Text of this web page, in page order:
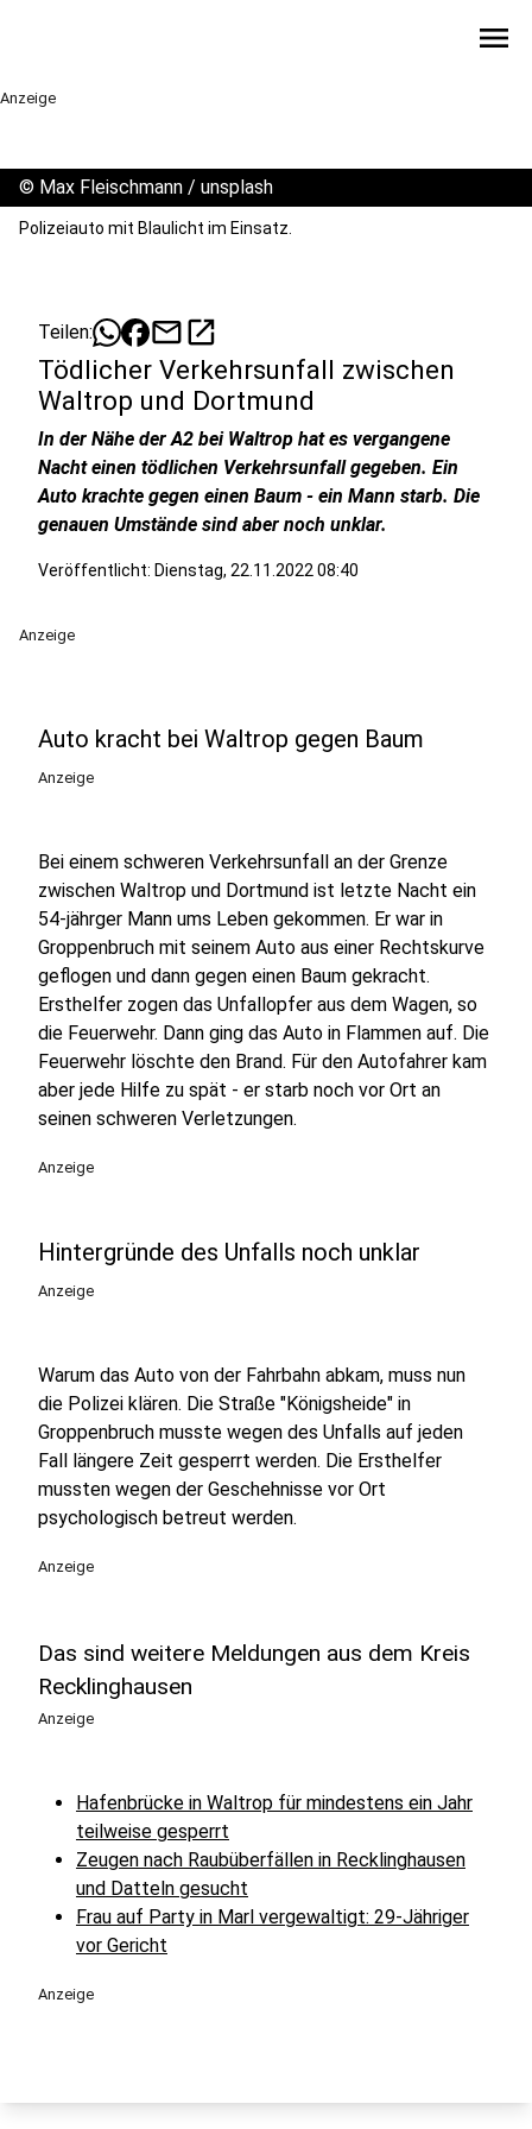
menu
Anzeige
© Max Fleischmann / unsplash
Polizeiauto mit Blaulicht im Einsatz.
Teilen: mailopen_in_new
Tödlicher Verkehrsunfall zwischen
Waltrop und Dortmund
In der Nähe der A2 bei Waltrop hat es vergangene
Nacht einen tödlichen Verkehrsunfall gegeben. Ein
Auto krachte gegen einen Baum - ein Mann starb. Die
genauen Umstände sind aber noch unklar.
Veröffentlicht: Dienstag, 22.11.2022 08:40
Anzeige
Auto kracht bei Waltrop gegen Baum
Anzeige
Bei einem schweren Verkehrsunfall an der Grenze
zwischen Waltrop und Dortmund ist letzte Nacht ein
54-jährger Mann ums Leben gekommen. Er war in
Groppenbruch mit seinem Auto aus einer Rechtskurve
geflogen und dann gegen einen Baum gekracht.
Ersthelfer zogen das Unfallopfer aus dem Wagen, so
die Feuerwehr. Dann ging das Auto in Flammen auf. Die
Feuerwehr löschte den Brand. Für den Autofahrer kam
aber jede Hilfe zu spät - er starb noch vor Ort an
seinen schweren Verletzungen.
Anzeige
Hintergründe des Unfalls noch unklar
Anzeige
Warum das Auto von der Fahrbahn abkam, muss nun
die Polizei klären. Die Straße "Königsheide" in
Groppenbruch musste wegen des Unfalls auf jeden
Fall längere Zeit gesperrt werden. Die Ersthelfer
mussten wegen der Geschehnisse vor Ort
psychologisch betreut werden.
Anzeige
Das sind weitere Meldungen aus dem Kreis
Recklinghausen
Anzeige
Hafenbrücke in Waltrop für mindestens ein Jahr
teilweise gesperrt
Zeugen nach Raubüberfällen in Recklinghausen
und Datteln gesucht
Frau auf Party in Marl vergewaltigt: 29-Jähriger
vor Gericht
Anzeige